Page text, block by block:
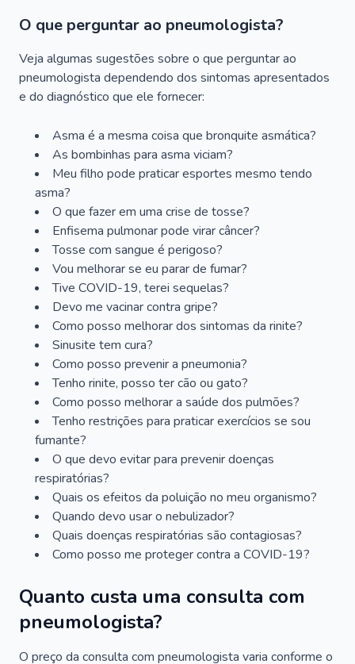
O que perguntar ao pneumologista?
Veja algumas sugestões sobre o que perguntar ao
pneumologista dependendo dos sintomas apresentados
e do diagnóstico que ele fornecer:
Asma é a mesma coisa que bronquite asmática?
As bombinhas para asma viciam?
Meu filho pode praticar esportes mesmo tendo
asma?
O que fazer em uma crise de tosse?
Enfisema pulmonar pode virar câncer?
Tosse com sangue é perigoso?
Vou melhorar se eu parar de fumar?
Tive COVID-19, terei sequelas?
Devo me vacinar contra gripe?
Como posso melhorar dos sintomas da rinite?
Sinusite tem cura?
Como posso prevenir a pneumonia?
Tenho rinite, posso ter cão ou gato?
Como posso melhorar a saúde dos pulmões?
Tenho restrições para praticar exercícios se sou
fumante?
O que devo evitar para prevenir doenças
respiratórias?
Quais os efeitos da poluição no meu organismo?
Quando devo usar o nebulizador?
Quais doenças respiratórias são contagiosas?
Como posso me proteger contra a COVID-19?
Quanto custa uma consulta com
pneumologista?
O preço da consulta com pneumologista varia conforme o